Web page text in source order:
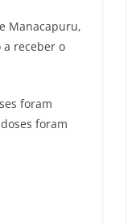
Manacapuru,
receber o
foram
foram